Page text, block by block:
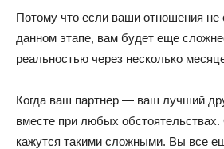
Потому что если ваши отношения не
данном этапе, вам будет еще
реальностью через несколько
Когда ваш партнер — ваш лучший
вместе при любых
кажутся такими сложными. Вы все